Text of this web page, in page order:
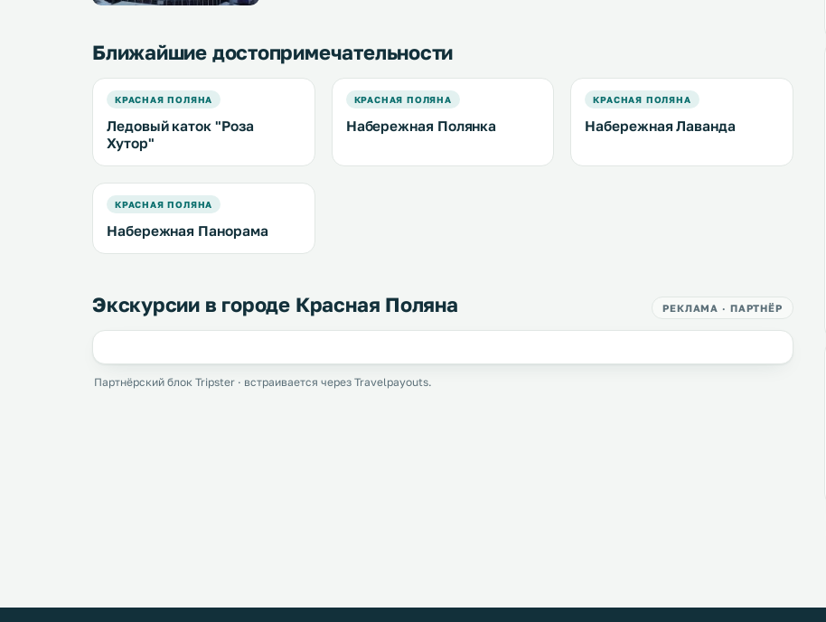
Ближайшие достопримечательности
КРАСНАЯ ПОЛЯНА
Ледовый каток "Роза
Хутор"
КРАСНАЯ ПОЛЯНА
Набережная Полянка
КРАСНАЯ ПОЛЯНА
Набережная Лаванда
КРАСНАЯ ПОЛЯНА
Набережная Панорама
Экскурсии в городе Красная Поляна РЕКЛАМА · ПАРТНЁР
Партнёрский блок Tripster · встраивается через Travelpayouts.